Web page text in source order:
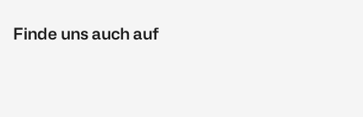
Finde uns auch auf